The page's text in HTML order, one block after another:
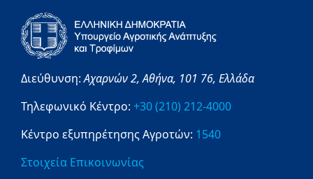
Διεύθυνση:Αχαρνών 2,Αθήνα, 101 76, Ελλάδα
Τηλεφωνικό Κέντρο: +30 (210) 212-4000
Κέντρο εξυπηρέτησης Αγροτών: 1540
Στοιχεία Επικοινωνίας